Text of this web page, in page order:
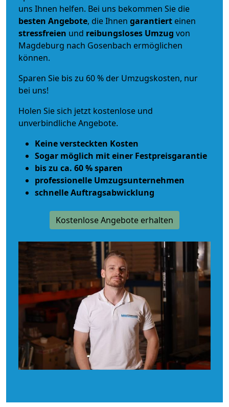
uns Ihnen helfen. Bei uns bekommen Sie die
besten Angebote, die Ihnen garantiert einen
stressfreien und reibungsloses Umzug von
Magdeburg nach Gosenbach ermöglichen
können.
Sparen Sie bis zu 60 % der Umzugskosten, nur
bei uns!
Holen Sie sich jetzt kostenlose und
unverbindliche Angebote.
Keine versteckten Kosten
Sogar möglich mit einer Festpreisgarantie
bis zu ca. 60 % sparen
professionelle Umzugsunternehmen
schnelle Auftragsabwicklung
Kostenlose Angebote erhalten